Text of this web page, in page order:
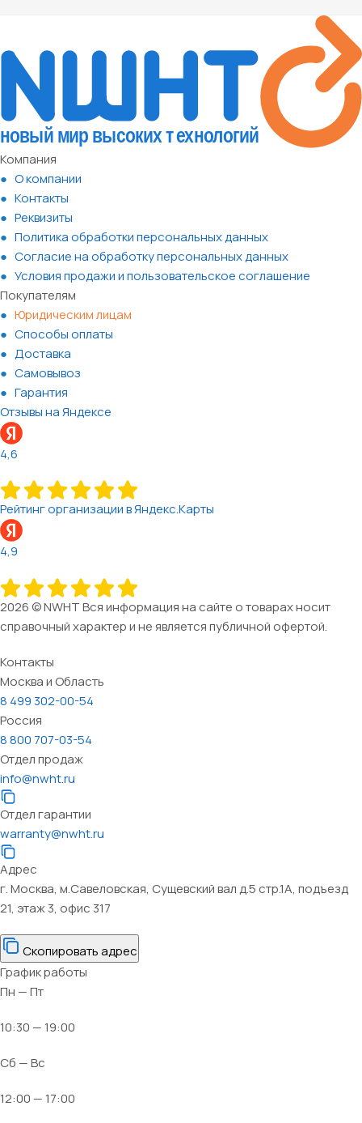
Компания
О компании
Контакты
Реквизиты
Политика обработки персональных данных
Согласие на обработку персональных данных
Условия продажи и пользовательское соглашение
Покупателям
Юридическим лицам
Способы оплаты
Доставка
Самовывоз
Гарантия
Отзывы на Яндексе
4,6
Рейтинг организации в Яндекс.Карты
4,9
2026 © NWHT Вся информация на сайте о товарах носит
справочный характер и не является публичной офертой.
Контакты
Москва и Область
8 499 302-00-54
Россия
8 800 707-03-54
Отдел продаж
info@nwht.ru
Отдел гарантии
warranty@nwht.ru
Адрес
г. Москва, м.Савеловская, Сущевский вал д.5 стр.1А, подъезд
21, этаж 3, офис 317
Скопировать адрес
График работы
Пн — Пт
10:30 — 19:00
Сб — Вс
12:00 — 17:00